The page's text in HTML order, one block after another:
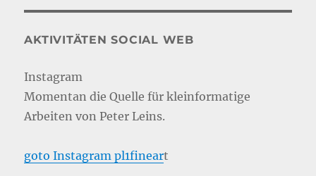
AKTIVITÄTEN SOCIAL WEB
Instagram
Momentan die Quelle für kleinformatige
Arbeiten von Peter Leins.
goto Instagram pl1fineart